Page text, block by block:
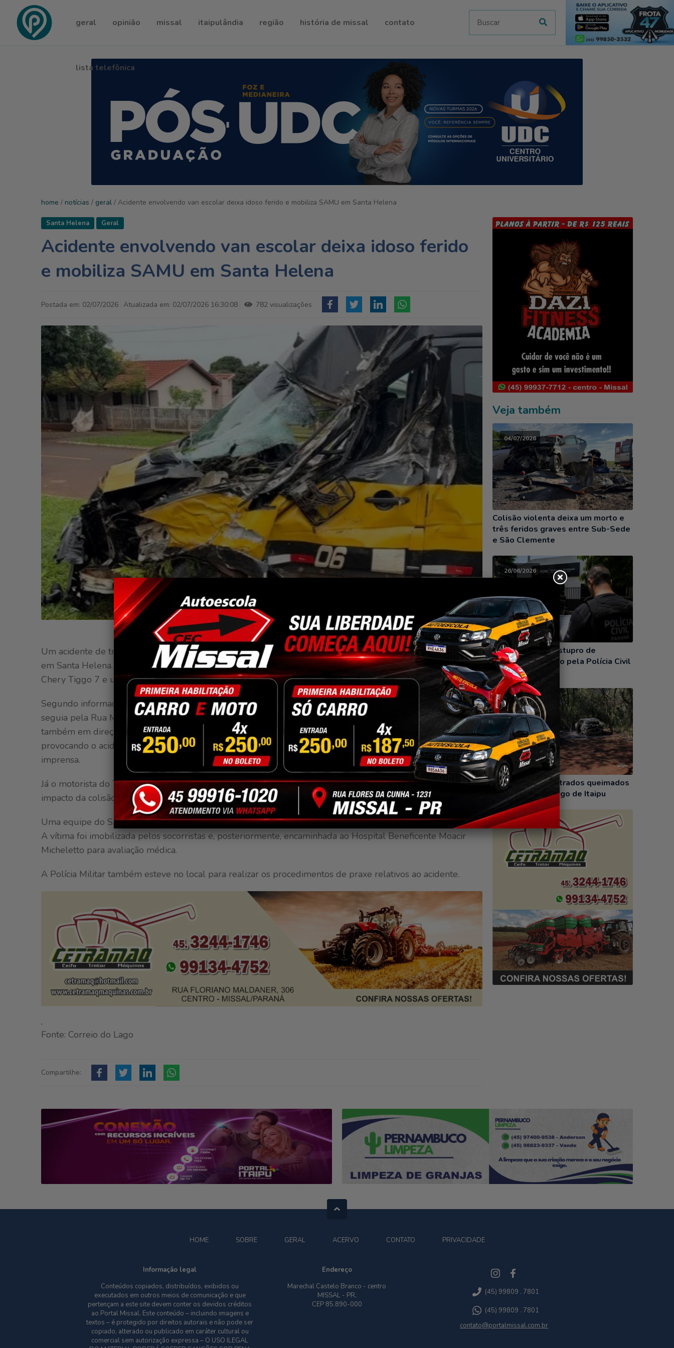
geral opinião missal itaipulândia região história de missal contato
lista telefônica
home / notícias / geral / Acidente envolvendo van escolar deixa idoso ferido e mobiliza SAMU em Santa Helena
Santa Helena Geral
Acidente envolvendo van escolar deixa idoso ferido
e mobiliza SAMU em Santa Helena
Postada em: 02/07/2026 Atualizada em: 02/07/2026 16:30:08 782 visualizações
Acidente envolvendo van escolar deixa idoso ferido e mobiliza SAMU em Santa Helena
Um acidente de trânsito registrado no início da tarde desta quinta-feira (02) mobilizou equipes de socorro
em Santa Helena. A colisão aconteceu por volta das 12h55 e envolveu uma van escolar, um veículo CAOA
Chery Tiggo 7 e uma Chevrolet S10, que estava estacionada.
Segundo informações apuradas pela equipe de reportagem do Jornal Correio do Lago, o veículo Tiggo 7
seguia pela Rua Manaus, sentido centro de Santa Helena, enquanto a van escolar trafegava pela Rua Goiás,
também em direção à região central da cidade. Em determinado momento, os veículos acabaram colidindo,
provocando o acidente. o condutor da van escolar não se encontrava no local no momento da chegada da
imprensa.
Já o motorista do Tiggo 7, um idoso de 86 anos, precisou de atendimento médico em decorrência do
impacto da colisão.
Uma equipe do SAMU de Santa Helena foi rapidamente acionada e realizou os primeiros socorros no local.
A vítima foi imobilizada pelos socorristas e, posteriormente, encaminhada ao Hospital Beneficente Moacir
Micheletto para avaliação médica.
A Polícia Militar também esteve no local para realizar os procedimentos de praxe relativos ao acidente.
.
Fonte: Correio do Lago
Compartilhe:
Veja também
04/07/2026
Colisão violenta deixa um morto e
três feridos graves entre Sub-Sede
e São Clemente
26/06/2026
Condenado por estupro de
vulnerável é preso pela Polícia Civil
em Santa Helena
18/06/2026
Carros são encontrados queimados
às margens do Lago de Itaipu
HOME SOBRE GERAL ACERVO CONTATO PRIVACIDADE
Informação legal
Conteúdos copiados, distribuídos, exibidos ou
executados em outros meios de comunicação e que
pertençam a este site devem conter os devidos créditos
ao Portal Missal. Este conteúdo – incluindo imagens e
textos – é protegido por direitos autorais e não pode ser
copiado, alterado ou publicado em caráter cultural ou
comercial sem autorização expressa – O USO ILEGAL
Endereço
Marechal Castelo Branco - centro
MISSAL - PR,
CEP 85.890-000
(45) 99809 . 7801
(45) 99809 . 7801
contato@portalmissal.com.br